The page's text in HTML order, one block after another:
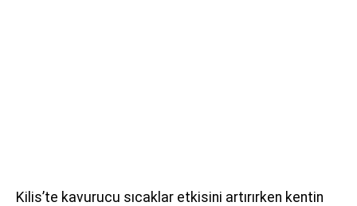
Kilis’te kavurucu sıcaklar etkisini artırırken kentin